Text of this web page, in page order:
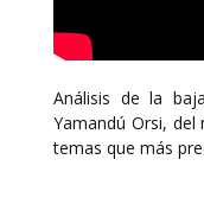
Análisis de la
Yamandú Orsi,
temas que más